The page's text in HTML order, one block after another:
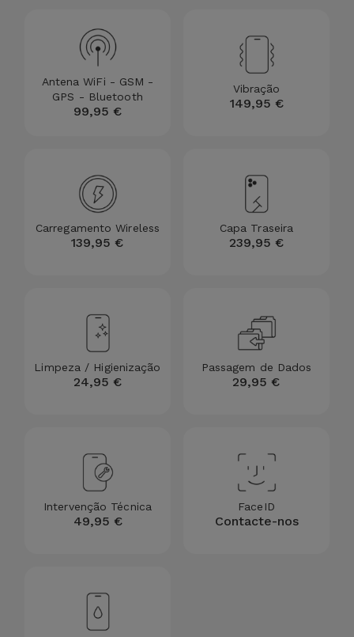
Antena WiFi - GSM -
GPS - Bluetooth
99,95 €
Vibração
149,95 €
Carregamento Wireless
139,95 €
Capa Traseira
239,95 €
Limpeza / Higienização
24,95 €
Passagem de Dados
29,95 €
Intervenção Técnica
49,95 €
FaceID
Contacte-nos